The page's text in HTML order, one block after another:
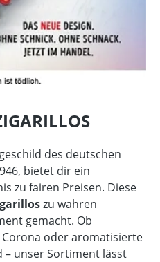
des deutschen
bietet dir ein
zu fairen Preisen. Diese
zu wahren
gemacht. Ob
oder aromatisierte
– unser Sortiment lässt